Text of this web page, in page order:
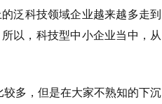
泛科技领域企业越来越多走到
以，科技型中小企业当中，从
较多，但是在大家不熟知的下沉